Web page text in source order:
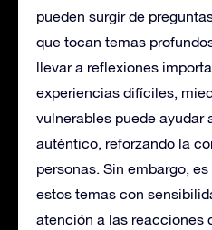
pueden surgir de
que tocan temas
llevar a reflexiones
experiencias difíciles,
vulnerables puede ayudar
auténtico, reforzando la
personas. Sin embargo,
estos temas con
atención a las reacciones